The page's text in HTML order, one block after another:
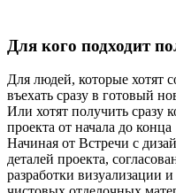
Для кого подходит
Для людей, которые хотят
въехать сразу в готовый
Или хотят получить сразу
проекта от начала до конца
Начиная от Встречи с
деталей проекта,
разработки визуализации